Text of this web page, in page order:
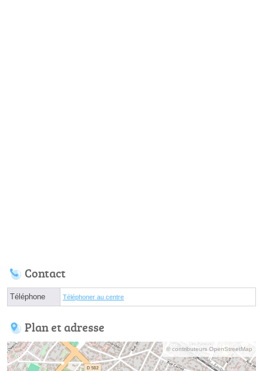
Contact
Téléphone Téléphoner au centre
Plan et adresse
© contributeurs OpenStreetMap